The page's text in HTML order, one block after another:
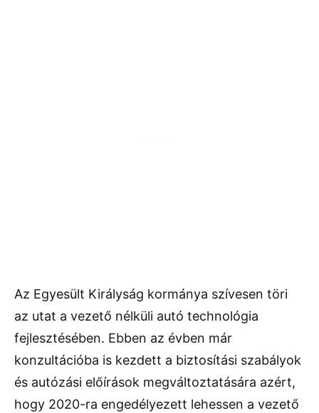
Az Egyesült Királyság kormánya szívesen töri
az utat a vezető nélküli autó technológia
fejlesztésében. Ebben az évben már
konzultációba is kezdett a biztosítási szabályok
és autózási előírások megváltoztatására azért,
hogy 2020-ra engedélyezett lehessen a vezető